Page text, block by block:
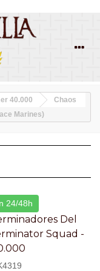
40.000
Chaos
Marines)
24/48h
Del
Squad -